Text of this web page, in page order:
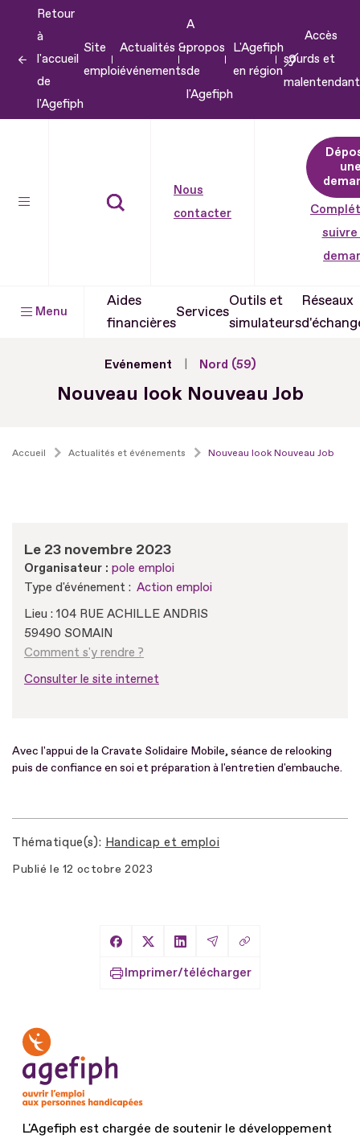
contenu
Retour
à
l'accueil
de
l'Agefiph
Site
emploi
Actualités &
événements
A
propos
de
l'Agefiph
L'Agefiph
en région
Accès
sourds et
Nous
contacter
suivre
Menu
Aides
financières
Services
Outils et
simulateurs
Réseaux
Evénement Nord (59)
Nouveau look Nouveau Job
Accueil Actualités et événements Nouveau look Nouveau Job
Le 23 novembre 2023
Organisateur : pole emploi
Type d'événement : Action emploi
Lieu : 104 RUE ACHILLE ANDRIS
59490 SOMAIN
Comment s'y rendre ?
Consulter le site internet
Avec l'appui de la Cravate Solidaire Mobile, séance de relooking
puis de confiance en soi et préparation à l'entretien d'embauche.
Thématique(s) Handicap et emploi
Publié le 12 octobre 2023
Partager sur Facebook
Partager sur X
Partager sur LinkedIn
Partager par Email
Copier le lien
Imprimer/télécharger
L'Agefiph est chargée de soutenir le développement